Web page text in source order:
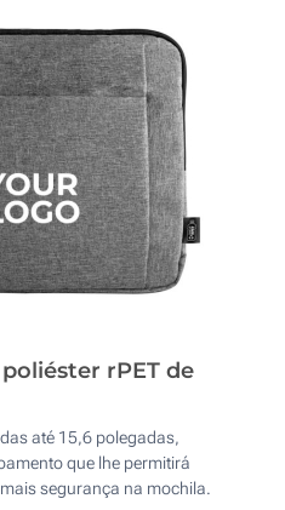
rPET de
até 15,6 polegadas,
que lhe permitirá
segurança na mochila.